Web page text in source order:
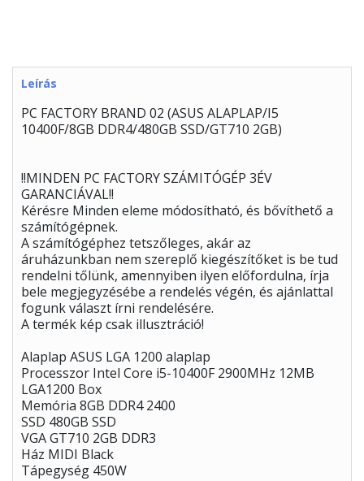
Leírás
PC FACTORY BRAND 02 (ASUS ALAPLAP/I5
10400F/8GB DDR4/480GB SSD/GT710 2GB)
!!MINDEN PC FACTORY SZÁMITÓGÉP 3ÉV
GARANCIÁVAL!!
Kérésre Minden eleme módosítható, és bővíthető a
számítógépnek.
A számítógéphez tetszőleges, akár az
áruházunkban nem szereplő kiegészítőket is be tud
rendelni tőlünk, amennyiben ilyen előfordulna, írja
bele megjegyzésébe a rendelés végén, és ajánlattal
fogunk választ írni rendelésére.
A termék kép csak illusztráció!
Alaplap ASUS LGA 1200 alaplap
Processzor Intel Core i5-10400F 2900MHz 12MB
LGA1200 Box
Memória 8GB DDR4 2400
SSD 480GB SSD
VGA GT710 2GB DDR3
Ház MIDI Black
Tápegység 450W